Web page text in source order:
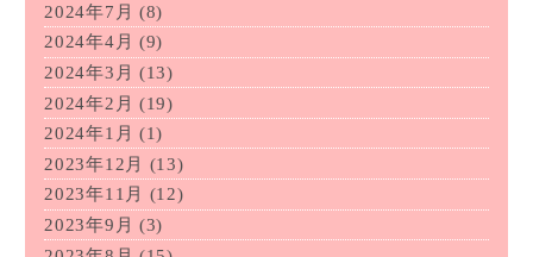
2024年7月 (8)
2024年4月 (9)
2024年3月 (13)
2024年2月 (19)
2024年1月 (1)
2023年12月
(13)
2023年11月
(12)
2023年9月 (3)